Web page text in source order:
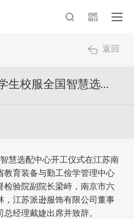
返回
数字赋能 智引未来 派逊学生校服全国智慧选配中心开工仪式圆满举行
慧选配中心开工仪式在江苏南
教育装备与勤工俭学管理中心
检验院副院长梁峙，南京市六
，江苏派逊服饰有限公司董事
经理戴婕出席并致辞。